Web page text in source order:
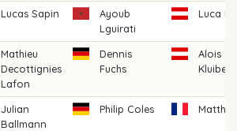
Lucas Sapin
Ayoub
Lguirati
Luca
Mathieu
Decottignies
Lafon
Dennis
Fuchs
Alois
Julian
Ballmann
Philip Coles